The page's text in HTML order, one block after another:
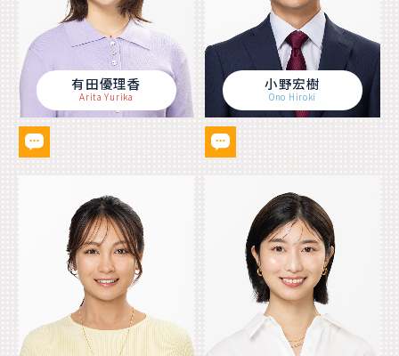
有田優理香
Arita Yurika
小野宏樹
Ono Hiroki